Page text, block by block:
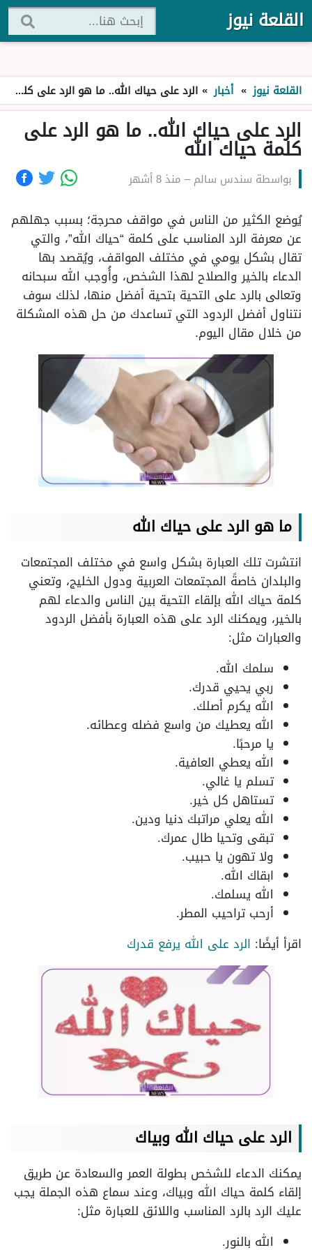
القلعة نيوز
القلعة نيوز » أخبار » الرد على حياك الله.. ما هو الرد على كلمة حياك الله
الرد على حياك الله.. ما هو الرد على
كلمة حياك الله
بواسطة سندس سالم– منذ 8 أشهر
يُوضع الكثير من الناس في مواقف محرجة؛ بسبب جهلهم
عن معرفة الرد المناسب على كلمة “حياك الله”، والتي
تقال بشكل يومي في مختلف المواقف، ويُقصد بها
الدعاء بالخير والصلاح لهذا الشخص، وأُوجب الله سبحانه
وتعالى بالرد على التحية بتحية أفضل منها، لذلك سوف
نتناول أفضل الردود التي تساعدك من حل هذه المشكلة
من خلال مقال اليوم.
ما هو الرد على حياك الله
انتشرت تلك العبارة بشكل واسع في مختلف المجتمعات
والبلدان خاصةً المجتمعات العربية ودول الخليج، وتعني
كلمة حياك الله بإلقاء التحية بين الناس والدعاء لهم
بالخير، ويمكنك الرد على هذه العبارة بأفضل الردود
والعبارات مثل:
سلمك الله.
ربي يحيي قدرك.
الله يكرم أصلك.
الله يعطيك من واسع فضله وعطائه.
يا مرحبًا.
الله يعطي العافية.
تسلم يا غالي.
تستاهل كل خير.
الله يعلي مراتبك دنيا ودين.
تبقى وتحيا طال عمرك.
ولا تهون يا حبيب.
ابقاك الله.
الله يسلمك.
أرحب تراحيب المطر.
اقرأ أيضًا: الرد على الله يرفع قدرك
الرد على حياك الله وبياك
يمكنك الدعاء للشخص بطولة العمر والسعادة عن طريق
إلقاء كلمة حياك الله وبياك، وعند سماع هذه الجملة يجب
عليك الرد بالرد المناسب واللائق للعبارة مثل:
الله بالنور.